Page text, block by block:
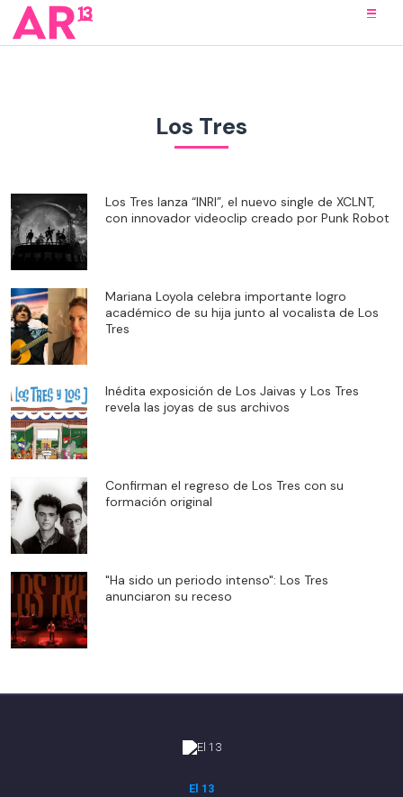
Los Tres
Los Tres lanza “INRI”, el nuevo single de XCLNT,
con innovador videoclip creado por Punk Robot
Mariana Loyola celebra importante logro
académico de su hija junto al vocalista de Los
Tres
Inédita exposición de Los Jaivas y Los Tres
revela las joyas de sus archivos
Confirman el regreso de Los Tres con su
formación original
"Ha sido un periodo intenso": Los Tres
anunciaron su receso
El 13